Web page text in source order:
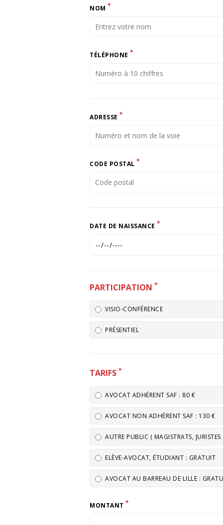
NOM *
TÉLÉPHONE *
ADRESSE *
CODE POSTAL *
DATE DE NAISSANCE *
PARTICIPATION *
VISIO-CONFÉRENCE
PRÉSENTIEL
TARIFS *
AVOCAT ADHÉRENT SAF : 80 €
AVOCAT NON ADHÉRENT SAF : 130 €
AUTRE PUBLIC ( MAGISTRATS,
ELÈVE-AVOCAT, ÉTUDIANT : GRATUIT
AVOCAT AU BARREAU DE LILLE :
MONTANT *